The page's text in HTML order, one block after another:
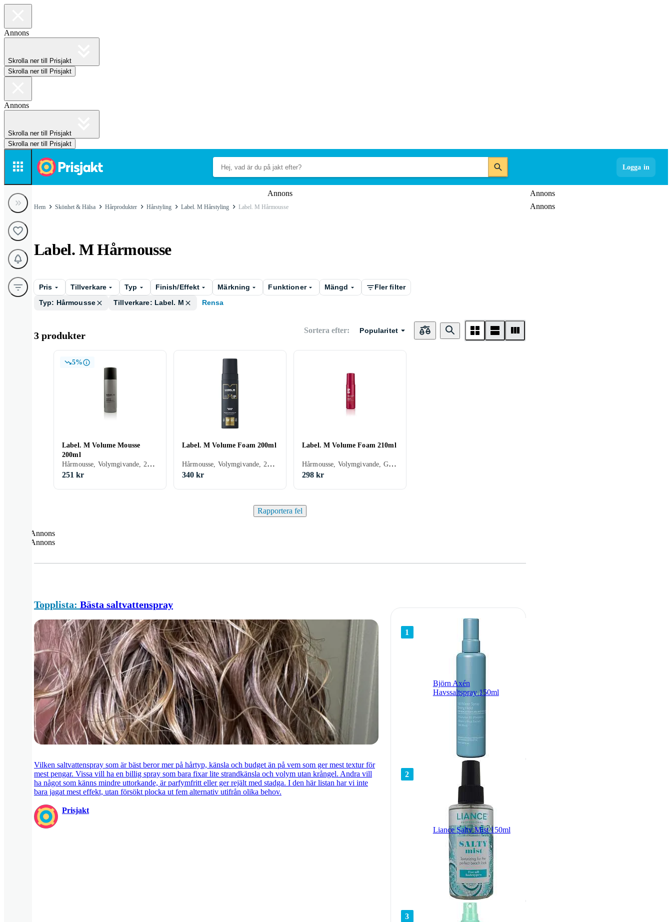
Annons
Skrolla ner till Prisjakt
Skrolla ner till Prisjakt
Annons
Skrolla ner till Prisjakt
Skrolla ner till Prisjakt
Logga in
Annons
Annons
Annons
Hem Skönhet & Hälsa Hårprodukter Hårstyling Label. M Hårstyling Label. M Hårmousse
Label. M Hårmousse
Pris Tillverkare Typ Finish/Effekt Märkning Funktioner Mängd
Fler filter
Typ: Hårmousse
Tillverkare: Label. M Rensa
3 produkter Sortera efter: Popularitet
5%
Label. M Volume Mousse
200ml
Hårmousse, Volymgivande, 200 ml/g
251 kr
Label. M Volume Foam 200ml
Hårmousse, Volymgivande, 200 ml/g
340 kr
Label. M Volume Foam 210ml
Hårmousse, Volymgivande, Glansgivande, 210 ml/g, Solskydd
298 kr
Rapportera fel
Annons
Annons
Topplista: Bästa saltvattenspray
Vilken saltvattenspray som är bäst beror mer på hårtyp, känsla och budget än på vem som ger mest textur för
mest pengar. Vissa vill ha en billig spray som bara fixar lite strandkänsla och volym utan krångel. Andra vill
ha något som känns mindre uttorkande, är parfymfritt eller ger rejält med stadga. I den här listan har vi inte
bara jagat mest effekt, utan försökt plocka ut fem alternativ utifrån olika behov.
Prisjakt
1
Björn Axén
Havssaltspray 150ml
2
Liance Salty Mist 150ml
3